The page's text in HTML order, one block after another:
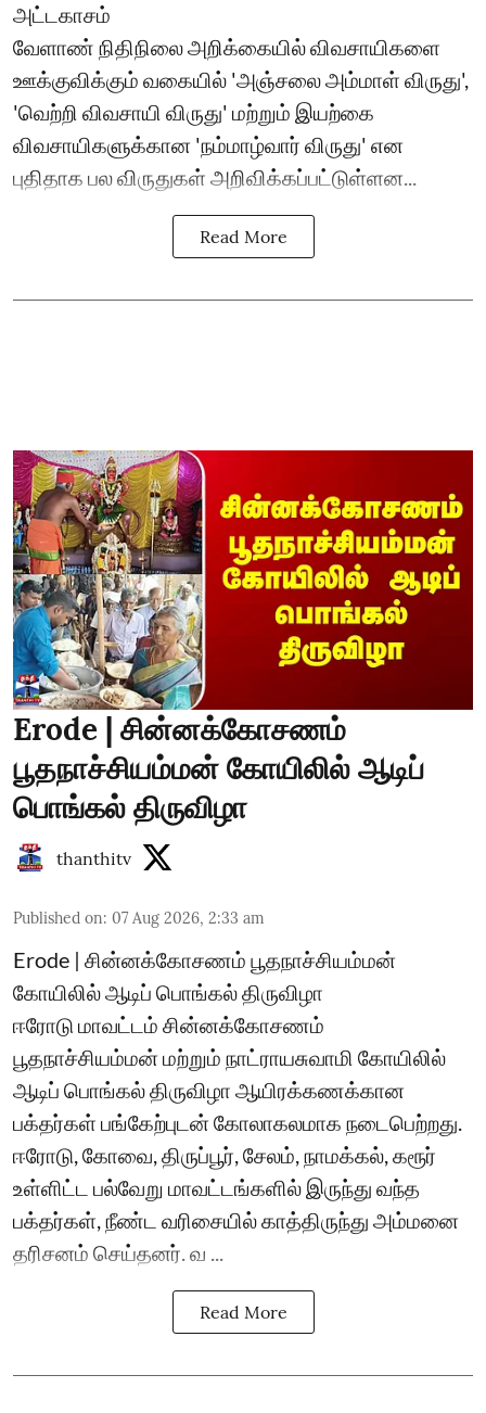
அட்டகாசம்
வேளாண் நிதிநிலை அறிக்கையில் விவசாயிகளை
ஊக்குவிக்கும் வகையில் 'அஞ்சலை அம்மாள் விருது',
'வெற்றி விவசாயி விருது' மற்றும் இயற்கை
விவசாயிகளுக்கான 'நம்மாழ்வார் விருது' என
புதிதாக பல விருதுகள் அறிவிக்கப்பட்டுள்ளன...
Read More
Erode | சின்னக்கோசணம்
பூதநாச்சியம்மன் கோயிலில் ஆடிப்
பொங்கல் திருவிழா
thanthitv
Published on: 07 Aug 2026, 2:33 am
Erode | சின்னக்கோசணம் பூதநாச்சியம்மன்
கோயிலில் ஆடிப் பொங்கல் திருவிழா
ஈரோடு மாவட்டம் சின்னக்கோசணம்
பூதநாச்சியம்மன் மற்றும் நாட்ராயசுவாமி கோயிலில்
ஆடிப் பொங்கல் திருவிழா ஆயிரக்கணக்கான
பக்தர்கள் பங்கேற்புடன் கோலாகலமாக நடைபெற்றது.
ஈரோடு, கோவை, திருப்பூர், சேலம், நாமக்கல், கரூர்
உள்ளிட்ட பல்வேறு மாவட்டங்களில் இருந்து வந்த
பக்தர்கள், நீண்ட வரிசையில் காத்திருந்து அம்மனை
தரிசனம் செய்தனர். வ ...
Read More